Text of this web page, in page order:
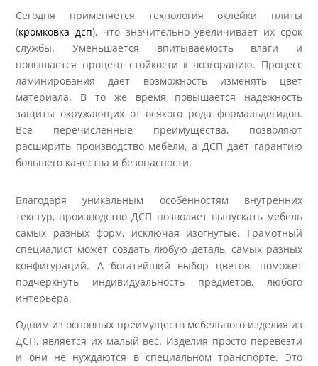
Сегодня применяется технология оклейки плиты
(кромковка дсп), что значительно увеличивает их срок
службы. Уменьшается впитываемость влаги и
повышается процент стойкости к возгоранию. Процесс
ламинирования дает возможность изменять цвет
материала. В то же время повышается надежность
защиты окружающих от всякого рода формальдегидов.
Все перечисленные преимущества, позволяют
расширить производство мебели, а ДСП дает гарантию
большего качества и безопасности.
Благодаря уникальным особенностям внутренних
текстур, производство ДСП позволяет выпускать мебель
самых разных форм, исключая изогнутые. Грамотный
специалист может создать любую деталь, самых разных
конфигураций. А богатейший выбор цветов, поможет
подчеркнуть индивидуальность предметов, любого
интерьера.
Одним из основных преимуществ мебельного изделия из
ДСП, является их малый вес. Изделия просто перевезти
и они не нуждаются в специальном транспорте. Это